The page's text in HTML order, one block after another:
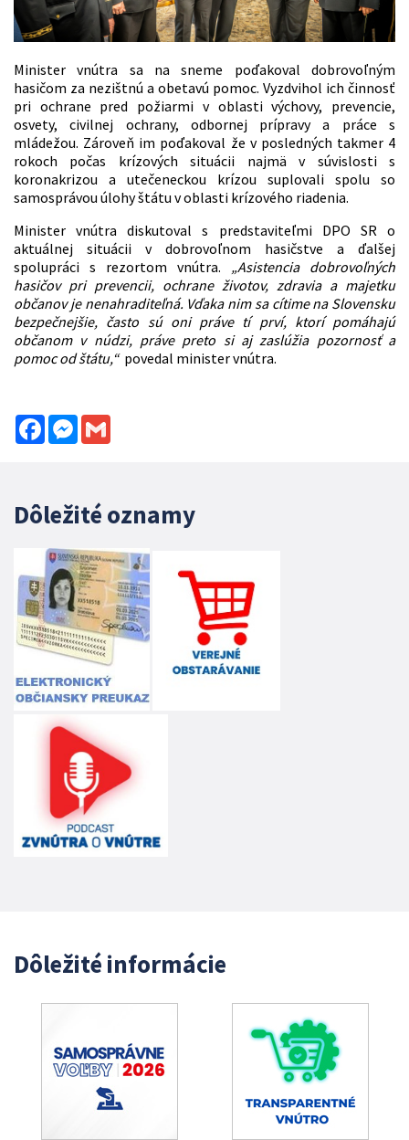
Minister vnútra sa na sneme poďakoval dobrovoľným
hasičom za nezištnú a obetavú pomoc. Vyzdvihol ich činnosť
pri ochrane pred požiarmi v oblasti výchovy, prevencie,
osvety, civilnej ochrany, odbornej prípravy a práce s
mládežou. Zároveň im poďakoval že v posledných takmer 4
rokoch počas krízových situácii najmä v súvislosti s
koronakrizou a utečeneckou krízou suplovali spolu so
samosprávou úlohy štátu v oblasti krízového riadenia.
Minister vnútra diskutoval s predstaviteľmi DPO SR o
aktuálnej situácii v dobrovoľnom hasičstve a ďalšej
spolupráci s rezortom vnútra. „Asistencia dobrovoľných
hasičov pri prevencii, ochrane životov, zdravia a majetku
občanov je nenahraditeľná. Vďaka nim sa cítime na Slovensku
bezpečnejšie, často sú oni práve tí prví, ktorí pomáhajú
občanom v núdzi, práve preto si aj zaslúžia pozornosť a
pomoc od štátu,“ povedal minister vnútra.
FacebookMessenger
Dôležité oznamy
Dôležité informácie